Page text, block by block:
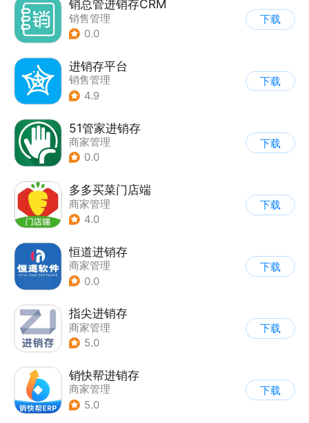
销总管进销存CRM
销售管理
0.0
下载
进销存平台
销售管理
4.9
下载
51管家进销存
商家管理
0.0
下载
多多买菜门店端
商家管理
4.0
下载
恒道进销存
商家管理
0.0
下载
指尖进销存
商家管理
5.0
下载
销快帮进销存
商家管理
5.0
下载